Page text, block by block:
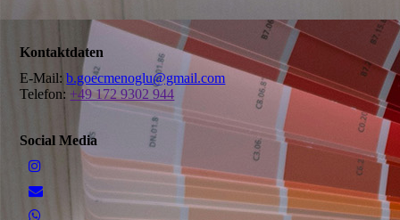
Kontaktdaten
E-Mail:b.goecmenoglu@gmail.com
Telefon: +49 172 9302 944
Social Media